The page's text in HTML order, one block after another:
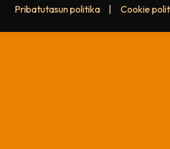
Pribatutasun politika Cookie